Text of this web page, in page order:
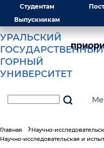
Студентам
Выпускникам
УРАЛЬСКИЙ
ГОСУДАРСТВЕННЫЙ
ГОРНЫЙ
УНИВЕРСИТЕТ
Главная
Научно-
Научно-исследовательская и